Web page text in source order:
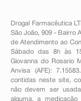
Drogal Farmacêutica
São João, 909 - Bairro
de Atendimento ao
Sábado das 8h às
Giovanna do Rosario
Anvisa (AFE):
contidas neste site,
não devem ser
alguma, a